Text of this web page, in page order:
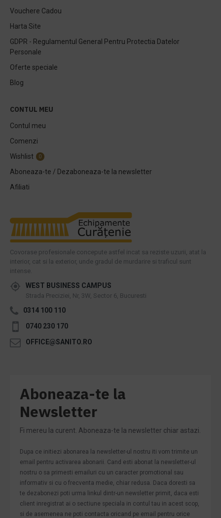
Vouchere Cadou
Harta Site
GDPR - Regulamentul General Pentru Protectia Datelor
Personale
Oferte speciale
Blog
CONTUL MEU
Contul meu
Comenzi
Wishlist
0
Aboneaza-te / Dezaboneaza-te la newsletter
Afiliati
Covorase profesionale concepute astfel incat sa reziste uzurii, atat la
interior, cat si la exterior, unde gradul de murdarire si traficul sunt
intense.
WEST BUSINESS CAMPUS
Strada Preciziei, Nr, 3W, Sector 6, Bucuresti
0314 100 110
0740 230 170
OFFICE@SANITO.RO
Aboneaza-te la
Newsletter
Fi mereu la curent. Aboneaza-te la newsletter chiar astazi.
Dupa ce initiezi abonarea la newsletter-ul nostru iti vom trimite un
email pentru activarea abonarii. Cand esti abonat la newsletter-ul
nostru o sa primesti emailuri cu un caracter promotional sau
informativ si cu o frecventa medie, chiar redusa. Daca doresti sa
te dezabonezi poti urma linkul dintr-un newsletter primit, daca esti
client inregistrat ai o sectiune speciala in contul tau in acest scop,
si de asemenea ne poti contacta oricand pe email pentru orice